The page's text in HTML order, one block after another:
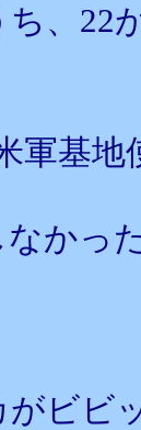
、22
軍基
かっ
ビビ